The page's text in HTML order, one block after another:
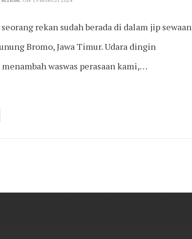
rekan sudah berada di dalam jip sewaan
Bromo, Jawa Timur. Udara dingin
waswas perasaan kami,…